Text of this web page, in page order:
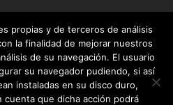
Sales Terms|Cookie Policy| Condiciones de
propias y de terceros de análisis
la finalidad de mejorar nuestros
de su navegación. El usuario
su navegador pudiendo, si así
instaladas en su disco duro,
que dicha acción podrá